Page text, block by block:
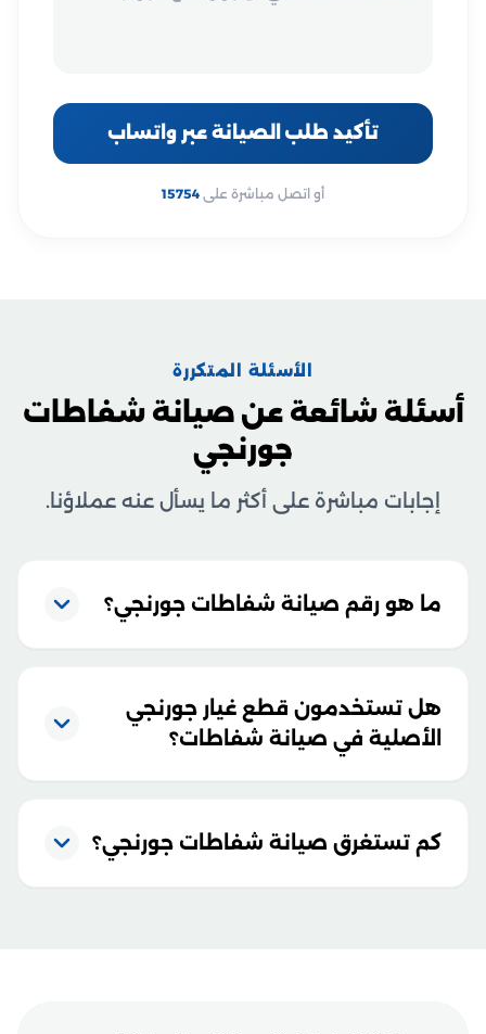
تأكيد طلب الصيانة عبر واتساب
أو اتصل مباشرة على 15754
الأسئلة المتكررة
أسئلة شائعة عن صيانة شفاطات
جورنجي
إجابات مباشرة على أكثر ما يسأل عنه عملاؤنا.
ما هو رقم صيانة شفاطات جورنجي؟
هل تستخدمون قطع غيار جورنجي
الأصلية في صيانة شفاطات؟
كم تستغرق صيانة شفاطات جورنجي؟